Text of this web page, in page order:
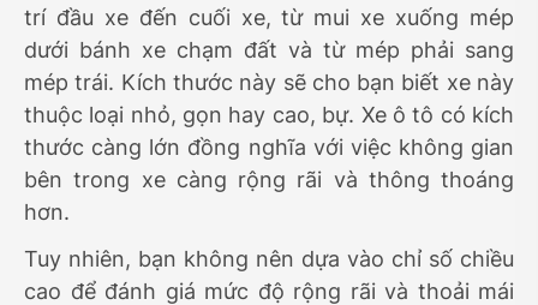
trí đầu xe đến cuối xe, từ mui xe xuống mép
dưới bánh xe chạm đất và từ mép phải sang
mép trái. Kích thước này sẽ cho bạn biết xe này
thuộc loại nhỏ, gọn hay cao, bự. Xe ô tô có kích
thước càng lớn đồng nghĩa với việc không gian
bên trong xe càng rộng rãi và thông thoáng
hơn.
Tuy nhiên, bạn không nên dựa vào chỉ số chiều
cao để đánh giá mức độ rộng rãi và thoải mái